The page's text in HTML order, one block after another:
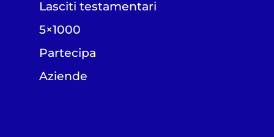
Lasciti testamentari
5×1000
Partecipa
Aziende